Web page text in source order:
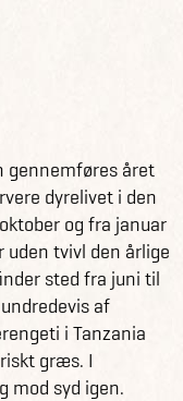
Her vandres
samt
fysisk krævende
km), men
for akklimatisering
at du har
rute. På
kun med din
båret af bærere
gennemføres året
dyrelivet i den
og fra januar
tvivl den årlige
sted fra juni til
af
i Tanzania
græs. I
mod syd igen.